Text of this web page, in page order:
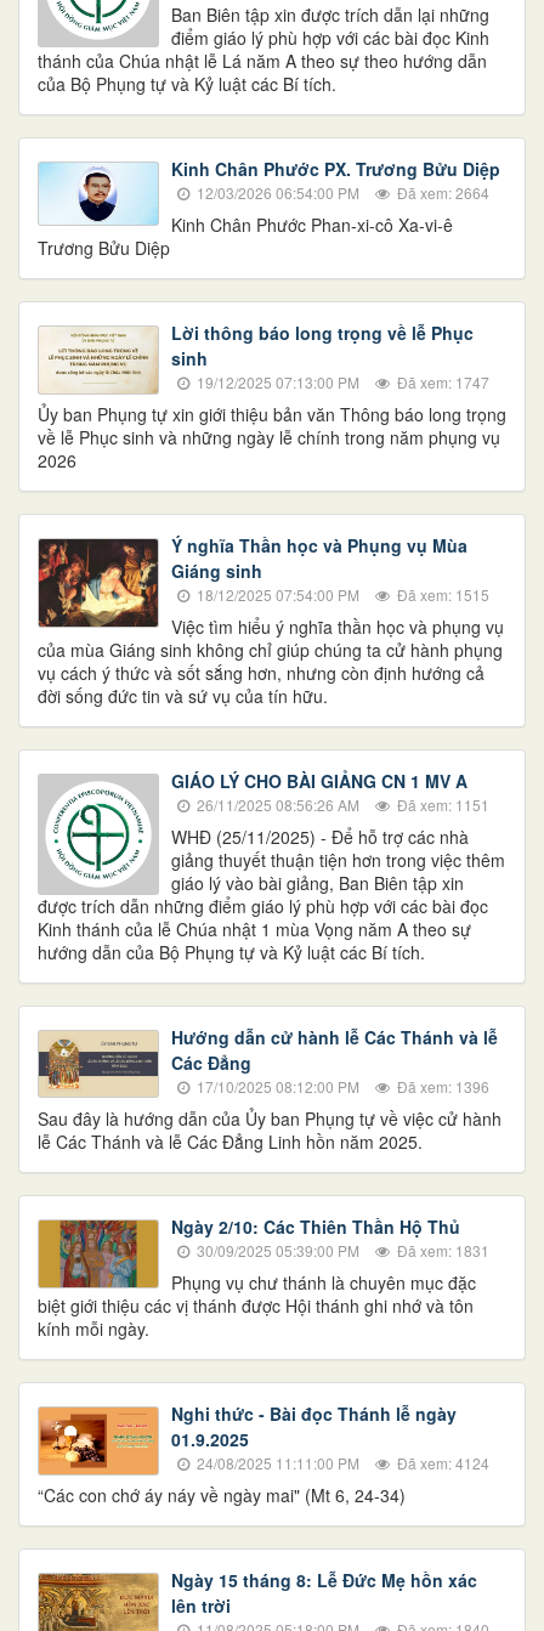
Ban Biên tập xin được trích dẫn lại những
điểm giáo lý phù hợp với các bài đọc Kinh
thánh của Chúa nhật lễ Lá năm A theo sự theo hướng dẫn
của Bộ Phụng tự và Kỷ luật các Bí tích.
Kinh Chân Phước PX. Trương Bửu Diệp
12/03/2026 06:54:00 PM Đã xem: 2664
Kinh Chân Phước Phan-xi-cô Xa-vi-ê
Trương Bửu Diệp
Lời thông báo long trọng về lễ Phục
sinh
19/12/2025 07:13:00 PM Đã xem: 1747
Ủy ban Phụng tự xin giới thiệu bản văn Thông báo long trọng
về lễ Phục sinh và những ngày lễ chính trong năm phụng vụ
2026
Ý nghĩa Thần học và Phụng vụ Mùa
Giáng sinh
18/12/2025 07:54:00 PM Đã xem: 1515
Việc tìm hiểu ý nghĩa thần học và phụng vụ
của mùa Giáng sinh không chỉ giúp chúng ta cử hành phụng
vụ cách ý thức và sốt sắng hơn, nhưng còn định hướng cả
đời sống đức tin và sứ vụ của tín hữu.
GIÁO LÝ CHO BÀI GIẢNG CN 1 MV A
26/11/2025 08:56:26 AM Đã xem: 1151
WHĐ (25/11/2025) - Để hỗ trợ các nhà
giảng thuyết thuận tiện hơn trong việc thêm
giáo lý vào bài giảng, Ban Biên tập xin
được trích dẫn những điểm giáo lý phù hợp với các bài đọc
Kinh thánh của lễ Chúa nhật 1 mùa Vọng năm A theo sự
hướng dẫn của Bộ Phụng tự và Kỷ luật các Bí tích.
Hướng dẫn cử hành lễ Các Thánh và lễ
Các Đẳng
17/10/2025 08:12:00 PM Đã xem: 1396
Sau đây là hướng dẫn của Ủy ban Phụng tự về việc cử hành
lễ Các Thánh và lễ Các Đẳng Linh hồn năm 2025.
Ngày 2/10: Các Thiên Thần Hộ Thủ
30/09/2025 05:39:00 PM Đã xem: 1831
Phụng vụ chư thánh là chuyên mục đặc
biệt giới thiệu các vị thánh được Hội thánh ghi nhớ và tôn
kính mỗi ngày.
Nghi thức - Bài đọc Thánh lễ ngày
01.9.2025
24/08/2025 11:11:00 PM Đã xem: 4124
“Các con chớ áy náy về ngày mai" (Mt 6, 24-34)
Ngày 15 tháng 8: Lễ Đức Mẹ hồn xác
lên trời